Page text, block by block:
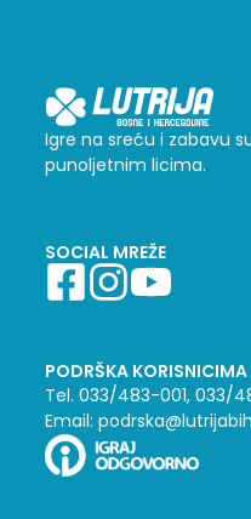
Igre na sreću i zabavu
punoljetnim licima.
SOCIAL MREŽE
PODRŠKA KORISNICIMA
Tel. 033/483-001, 033/
Email: